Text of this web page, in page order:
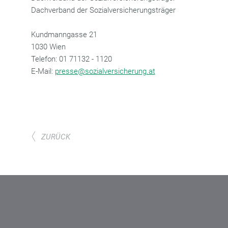
Dachverband der Sozialversicherungsträger
Kundmanngasse 21
1030 Wien
‌Telefon: 01 71132 - 1120
‌E-Mail: presse@sozialversicherung.at
ZURÜCK